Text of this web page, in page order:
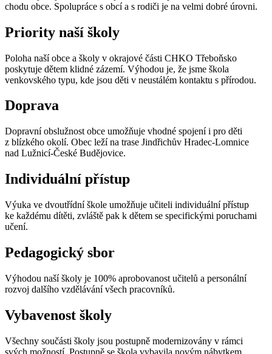
chodu obce. Spolupráce s obcí a s rodiči je na velmi dobré úrovni.
Priority naší školy
Poloha naší obce a školy v okrajové části CHKO Třeboňsko
poskytuje dětem klidné zázemí. Výhodou je, že jsme škola
venkovského typu, kde jsou děti v neustálém kontaktu s přírodou.
Doprava
Dopravní obslužnost obce umožňuje vhodné spojení i pro děti
z blízkého okolí. Obec leží na trase Jindřichův Hradec-Lomnice
nad Lužnicí-České Budějovice.
Individuální přístup
Výuka ve dvoutřídní škole umožňuje učiteli individuální přístup
ke každému dítěti, zvláště pak k dětem se specifickými poruchami
učení.
Pedagogický sbor
Výhodou naší školy je 100% aprobovanost učitelů a personální
rozvoj dalšího vzdělávání všech pracovníků.
Vybavenost školy
Všechny součásti školy jsou postupně modernizovány v rámci
svých možností. Postupně se škola vybavila novým nábytkem,